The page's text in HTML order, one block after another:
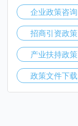
企业政策咨询
招商引资政策
产业扶持政策
政策文件下载